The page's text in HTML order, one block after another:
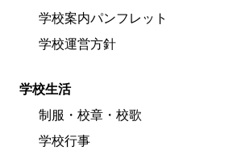
学校案内パンフレット
学校運営方針
学校生活
制服・校章・校歌
学校行事